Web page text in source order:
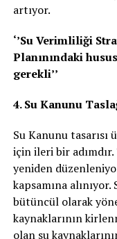
artıyor.
‘’Su Verimliliği
Planınındaki
gerekli’’
4. Su Kanunu
Su Kanunu
için ileri bir
yeniden
kapsamına
bütüncül olarak
kaynaklarının
olan su